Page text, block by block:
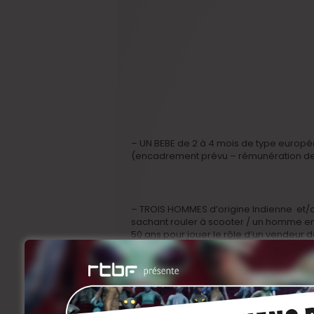
– UN BEBE de 2 à 4 mois de type
(encadrement prévu – rémunération de
– TROIS HOMMES d’origine Indienne
sachant rouler à scooter / un homme
50 ans pour jouer le rôle d’un vendeur
– UNE FEMME de 35 à 45 ans pour
accent de l’est (russe, roumain, etc.).